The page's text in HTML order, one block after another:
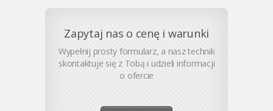
Zapytaj nas o cenę i warunki
Wypełnij prosty formularz, a nasz technik
skontaktuje się z Tobą i udzieli informacji
o ofercie